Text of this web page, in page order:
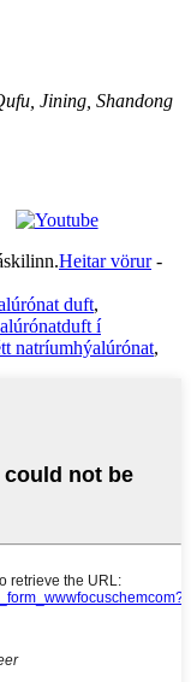
Jining, Shandong
Heitar vörur-
duft,
í
natríumhýalúrónat,